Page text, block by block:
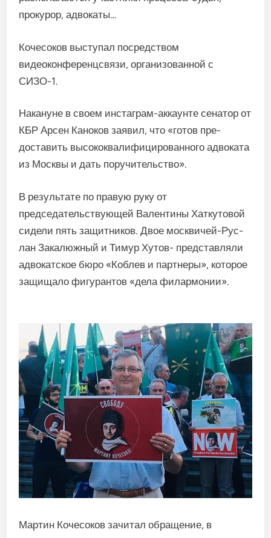
прокурор, адвокаты…
Кочесоков выступал посред­ством
видеоконференцсвязи, ор­ганизованной с
СИЗО-1.
Накануне в своем инстаграм-аккаунте сенатор от
КБР Арсен Каноков заявил, что «готов пре­
доставить высококвалифициро­ванного адвоката
из Москвы и дать поручительство».
В результате по правую руку от
председательствующей Вален­тины Хаткутовой
сидели пять за­щитников. Двое москвичей-Рус­
лан Закалюжный и Тимур Хутов- представляли
адвокатское бюро «Коблев и партнеры», которое
за­щищало фигурантов «дела фи­лармонии».
Мартин Кочесоков зачитал об­ращение, в